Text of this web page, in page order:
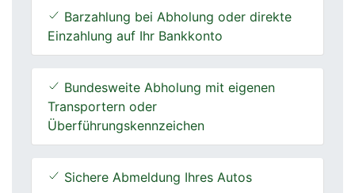
Barzahlung bei Abholung oder direkte
Einzahlung auf Ihr Bankkonto
Bundesweite Abholung mit eigenen
Transportern oder
Überführungskennzeichen
Sichere Abmeldung Ihres Autos